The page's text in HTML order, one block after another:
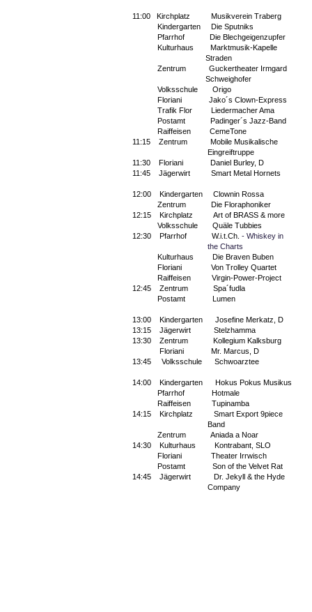
11:00 Kirchplatz
Musikverein Traberg
Kindergarten
Die Sputniks
Pfarrhof
Die Blechgeigenzupfer
Kulturhaus
Marktmusik-Kapelle
Straden
Zentrum
Guckertheater Irmgard
Schweighofer
Volksschule
Origo
Floriani
Jako´s Clown-Express
Trafik Flor
Liedermacher Ama
Postamt
Padinger´s Jazz-Band
Raiffeisen
CemeTone
11:15
Zentrum
Mobile Musikalische
Eingreiftruppe
11:30
Floriani
Daniel Burley, D
11:45
Jägerwirt Smart Metal Hornets
12:00 Kindergarten
Clownin Rossa
Zentrum
Die Floraphoniker
12:15
Kirchplatz
Art of BRASS & more
Volksschule
Quäle Tubbies
12:30
Pfarrhof W.i.t.Ch. - Whiskey in
the Charts
Kulturhaus
Die Braven Buben
Floriani
Von Trolley Quartet
Raiffeisen
Virgin-Power-Project
12:45
Zentrum
Spa´fudla
Postamt
Lumen
13:00 Kindergarten
Josefine Merkatz, D
13:15
Jägerwirt
Stelzhamma
13:30
Zentrum
Kollegium Kalksburg
Floriani
Mr. Marcus, D
13:45
Volksschule Schwoarztee
14:00 Kindergarten
Hokus Pokus Musikus
Pfarrhof
Hotmale
Raiffeisen
Tupinamba
14:15
Kirchplatz
Smart Export 9piece
Band
Zentrum
Aniada a Noar
14:30
Kulturhaus
Kontrabant, SLO
Floriani
Theater Irrwisch
Postamt
Son of the Velvet Rat
14:45
Jägerwirt
Dr. Jekyll & the Hyde
Company